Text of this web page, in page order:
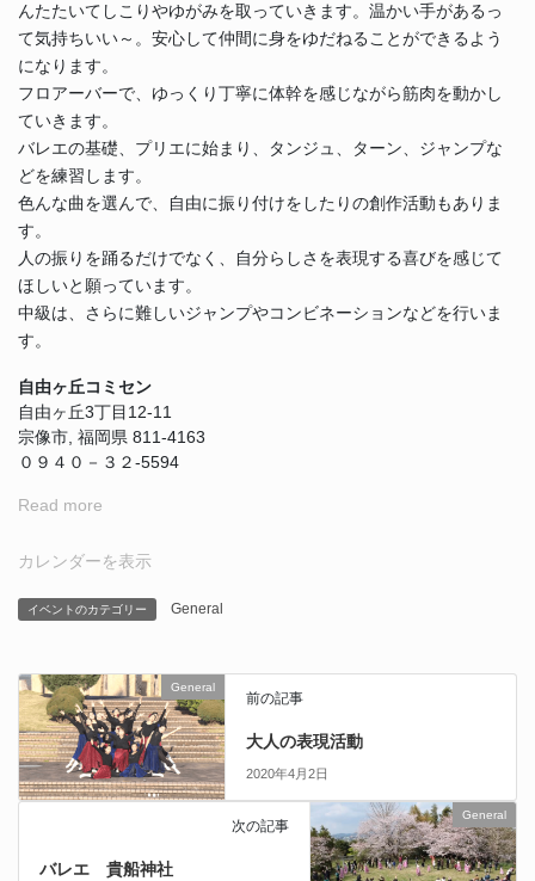
んたたいてしこりやゆがみを取っていきます。温かい手があるっ
て気持ちいい～。安心して仲間に身をゆだねることができるよう
になります。
フロアーバーで、ゆっくり丁寧に体幹を感じながら筋肉を動かし
ていきます。
バレエの基礎、プリエに始まり、タンジュ、ターン、ジャンプな
どを練習します。
色んな曲を選んで、自由に振り付けをしたりの創作活動もありま
す。
人の振りを踊るだけでなく、自分らしさを表現する喜びを感じて
ほしいと願っています。
中級は、さらに難しいジャンプやコンビネーションなどを行いま
す。
自由ヶ丘コミセン
自由ヶ丘3丁目12-11
宗像市 福岡県 811-4163
０９４０－３２-5594
Read more
カレンダーを表示
イベントのカテゴリー General
General
前の記事
大人の表現活動
2020年4月2日
General
次の記事
バレエ 貴船神社